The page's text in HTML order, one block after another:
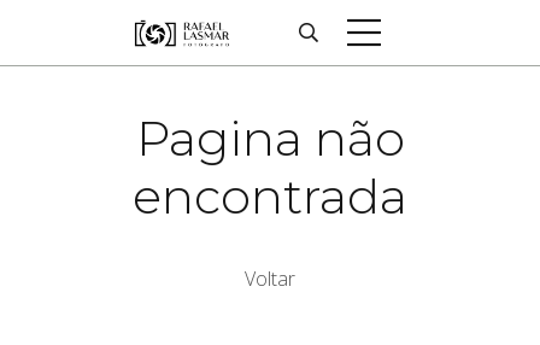
Pagina não
encontrada
Voltar